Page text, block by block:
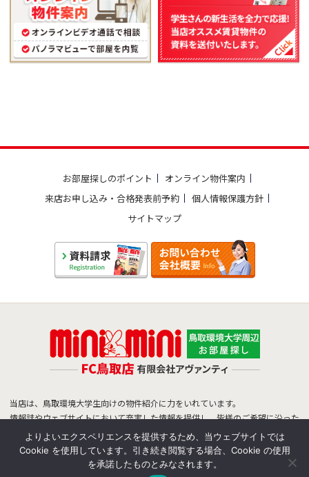
お部屋探しのポイント
オンライン物件案内
来店お申し込み・合格発表前予約
個人情報保護方針
サイトマップ
当店は、鳥取環境大学生向けの物件紹介に力をいれています。
情報誌やウェブサイトにおいて充実した情報を提供し、皆様のご希望に沿った
物件をご紹介できるよう努めています。
鳥取環境大学生のお部屋探しは、ミニミニFC鳥取店へお任せ下さい！
よりよいエクスペリエンスを提供するため、当ウェブサイトでは
Cookie を使用しています。引き続き閲覧する場合、Cookie の使用
を承諾したものとみなされます。